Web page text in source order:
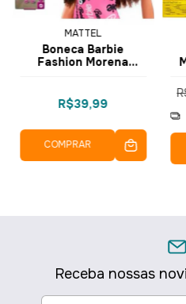
MATTEL
Boneca Barbie
Fashion Morena
R$39,99
COMPRAR
Receba nossas